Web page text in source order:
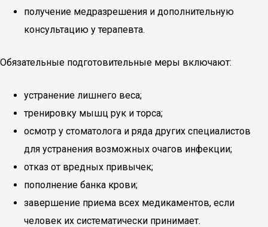
получение медразрешения и дополнительную
консультацию у терапевта.
Обязательные подготовительные меры включают:
устранение лишнего веса;
тренировку мышц рук и торса;
осмотр у стоматолога и ряда других специалистов
для устранения возможных очагов инфекции;
отказ от вредных привычек;
пополнение банка крови;
завершение приема всех медикаментов, если
человек их систематически принимает.